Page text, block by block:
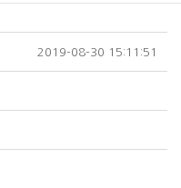
2019-08-30 15:11:51